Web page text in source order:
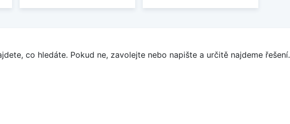
co hledáte. Pokud ne, zavolejte nebo napište a určitě najdeme řešení.